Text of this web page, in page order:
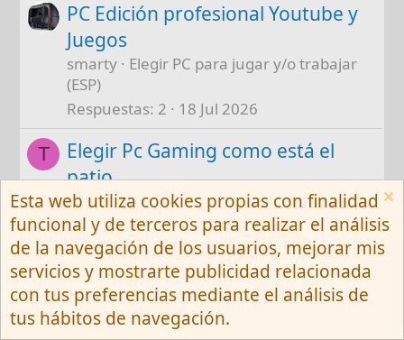
PC Edición profesional Youtube y
Juegos
smarty
Elegir PC para jugar y/o trabajar
(ESP)
Respuestas 2 18 Jul 2026
T
Elegir Pc Gaming como está el
patio
Taker79
Elegir PC para jugar y/o trabajar
(ESP)
Respuestas 5 12 Jul 2026
EN STOCK
Esta web utiliza cookies propias con finalidad
funcional y de terceros para realizar el análisis
de la navegación de los usuarios, mejorar mis
servicios y mostrarte publicidad relacionada
con tus preferencias mediante el análisis de
tus hábitos de navegación.